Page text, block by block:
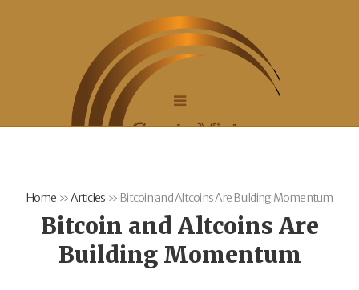
Home »Articles » Bitcoin and Altcoins Are Building Momentum
Bitcoin and Altcoins Are
Building Momentum